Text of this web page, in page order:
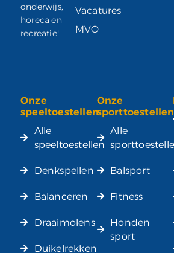
onderwijs,
horeca en
recreatie!
Vacatures
MVO
Onze
speeltoestellen
Alle
speeltoestellen
Denkspellen
Balanceren
Draaimolens
Duikelrekken
Onze
sporttoestellen
Alle
Balsport
Fitness
Honden
sport